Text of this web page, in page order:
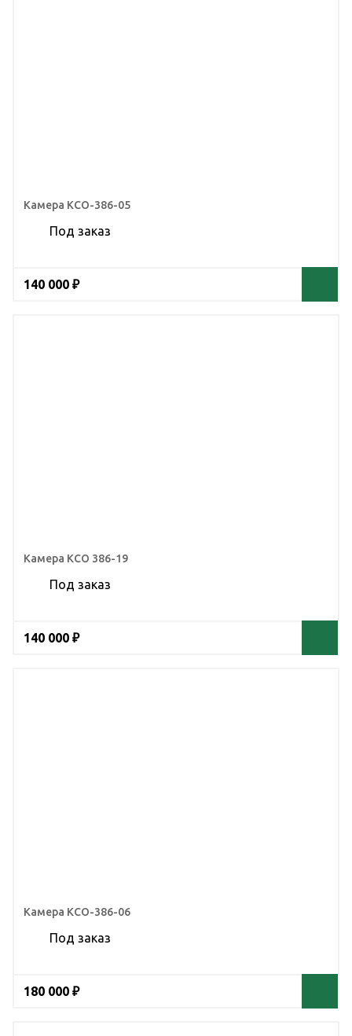
Камера КСО-386-05
Под заказ
140 000 ₽
Камера КСО 386-19
Под заказ
140 000 ₽
Камера КСО-386-06
Под заказ
180 000 ₽